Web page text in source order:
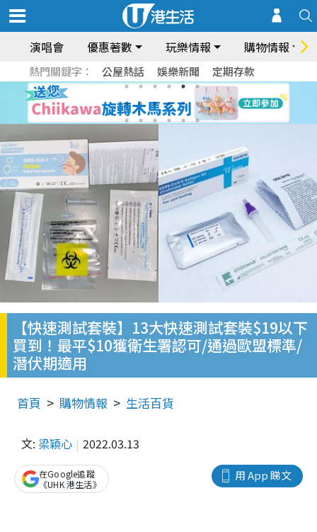
演唱會 優惠著數 玩樂情報 購物情報
熱門關鍵字： 公屋熱話 娛樂新聞 定期存款
【快速測試套裝】13大快速測試套裝$19以下
買到！最平$10獲衛生署認可/通過歐盟標準/
潛伏期適用
首頁 購物情報 生活百貨
文: 梁穎心 2022.03.13
用 App 睇文
在Google追蹤
《UHK 港生活》